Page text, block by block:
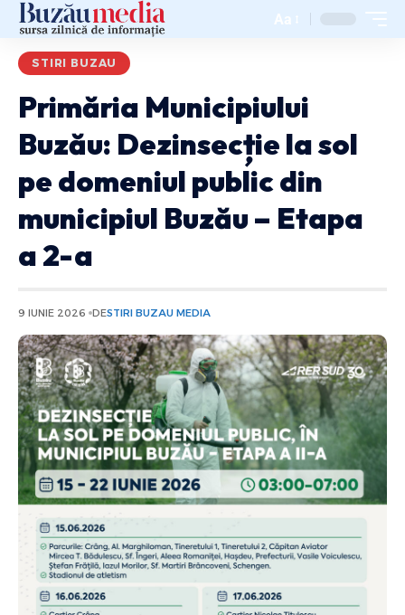
Aa
STIRI BUZAU
Primăria Municipiului
Buzău: Dezinsecție la sol
pe domeniul public din
municipiul Buzău – Etapa
a 2-a
9 IUNIE 2026 DESTIRI BUZAU MEDIA